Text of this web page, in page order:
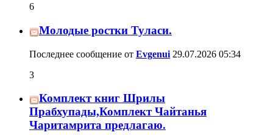
6
Молодые ростки Туласи.
Последнее сообщение от Evgenui 29.07.2026 05:34
3
Комплект книг Шрилы
Прабхупады,Комплект Чайтанья
Чаритамрита предлагаю.